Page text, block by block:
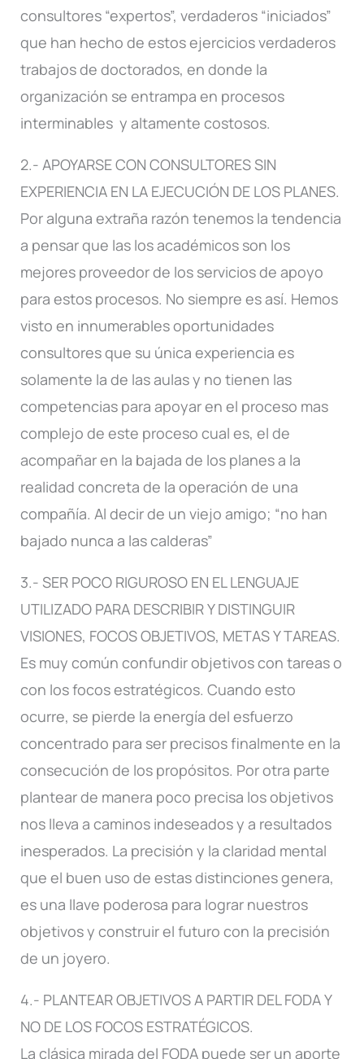
consultores “expertos”, verdaderos “iniciados”
que han hecho de estos ejercicios verdaderos
trabajos de doctorados, en donde la
organización se entrampa en procesos
interminables y altamente costosos.
2.- APOYARSE CON CONSULTORES SIN
EXPERIENCIA EN LA EJECUCIÓN DE LOS PLANES.
Por alguna extraña razón tenemos la tendencia
a pensar que las los académicos son los
mejores proveedor de los servicios de apoyo
para estos procesos. No siempre es así. Hemos
visto en innumerables oportunidades
consultores que su única experiencia es
solamente la de las aulas y no tienen las
competencias para apoyar en el proceso mas
complejo de este proceso cual es, el de
acompañar en la bajada de los planes a la
realidad concreta de la operación de una
compañía. Al decir de un viejo amigo; “no han
bajado nunca a las calderas”
3.- SER POCO RIGUROSO EN EL LENGUAJE
UTILIZADO PARA DESCRIBIR Y DISTINGUIR
VISIONES, FOCOS OBJETIVOS, METAS Y TAREAS.
Es muy común confundir objetivos con tareas o
con los focos estratégicos. Cuando esto
ocurre, se pierde la energía del esfuerzo
concentrado para ser precisos finalmente en la
consecución de los propósitos. Por otra parte
plantear de manera poco precisa los objetivos
nos lleva a caminos indeseados y a resultados
inesperados. La precisión y la claridad mental
que el buen uso de estas distinciones genera,
es una llave poderosa para lograr nuestros
objetivos y construir el futuro con la precisión
de un joyero.
4.- PLANTEAR OBJETIVOS A PARTIR DEL FODA Y
NO DE LOS FOCOS ESTRATÉGICOS.
La clásica mirada del FODA puede ser un aporte